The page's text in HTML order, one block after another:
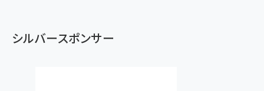
シルバースポンサー